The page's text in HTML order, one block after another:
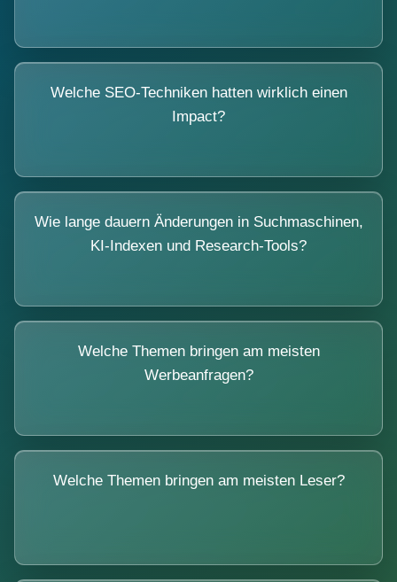
Welche SEO-Techniken hatten wirklich einen
Impact?
Wie lange dauern Änderungen in Suchmaschinen,
KI-Indexen und Research-Tools?
Welche Themen bringen am meisten
Werbeanfragen?
Welche Themen bringen am meisten Leser?